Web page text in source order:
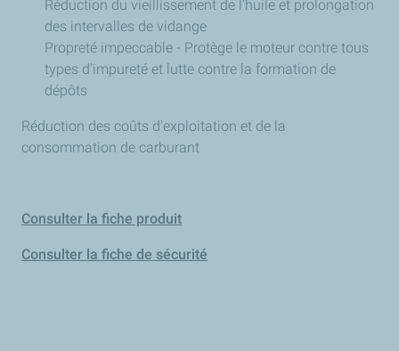
Réduction du vieillissement de l'huile et prolongation
des intervalles de vidange
Propreté impeccable - Protège le moteur contre tous
types d'impureté et lutte contre la formation de
dépôts
Réduction des coûts d'exploitation et de la
consommation de carburant
Consulter la fiche produit
Consulter la fiche de sécurité